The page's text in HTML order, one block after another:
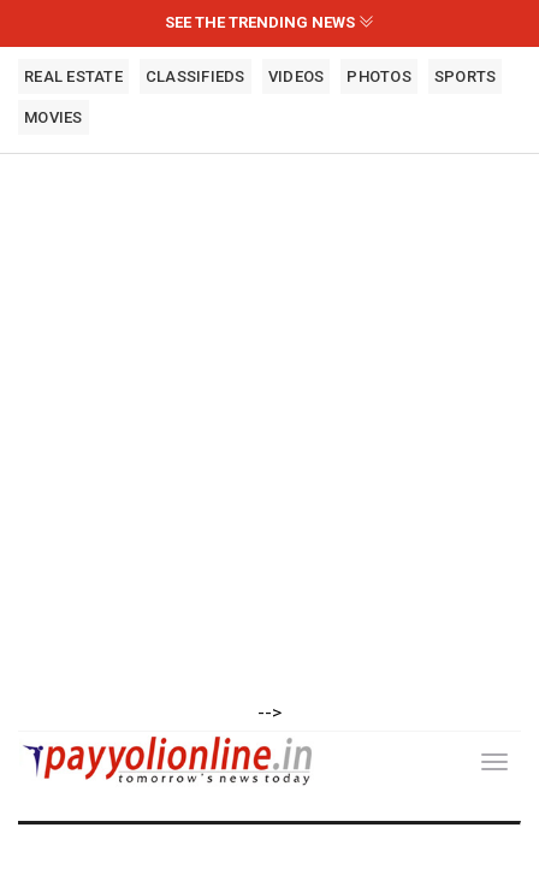
SEE THE TRENDING NEWS
REAL ESTATE CLASSIFIEDS VIDEOS PHOTOS SPORTS
MOVIES
-->